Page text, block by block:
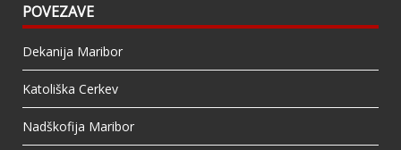
POVEZAVE
Dekanija Maribor
Katoliška Cerkev
Nadškofija Maribor